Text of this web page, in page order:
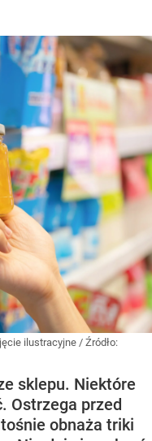
ilustracyjne / Źródło:
sklepu. Niektóre
Ostrzega przed
obnaża triki